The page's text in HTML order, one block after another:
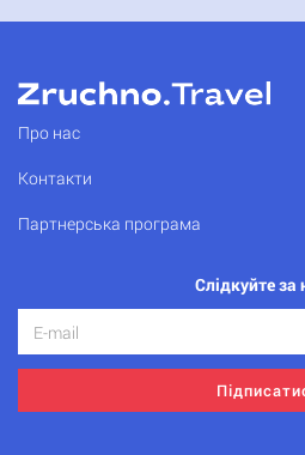
Про нас
Контакти
Партнерська програма
Слідкуйте за